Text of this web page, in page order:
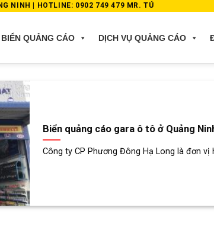
NINH | HOTLINE: 0902 749 479 MR. TÚ
BIỂN QUẢNG CÁO DỊCH VỤ QUẢNG CÁO
Biển quảng cáo gara ô tô ở Quảng
Công ty CP Phương Đông Hạ Long là đơn vị